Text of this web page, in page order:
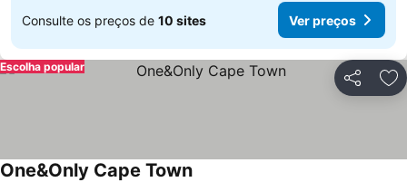
Consulte os preços de 10 sites Ver preços
Partilhar
Escolha popular
One&Only Cape Town